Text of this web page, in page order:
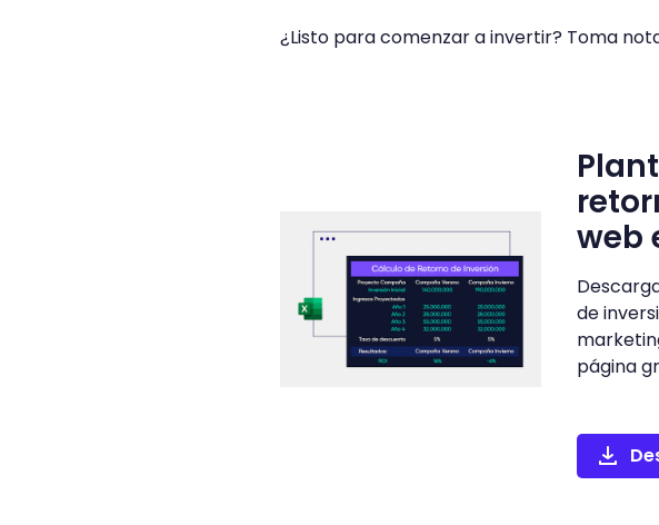
¿Listo para comenzar a invertir? Toma
web
de
página